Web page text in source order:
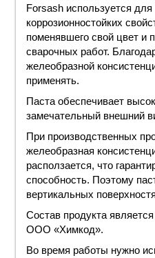
Forsash используется для
коррозионностойких
поменявшего свой цвет и
сварочных работ.
желеобразной
применять.
Паста обеспечивает
замечательный внешний
При производственных
желеобразная
расползается, что
способность. Поэтому
вертикальных
Состав продукта
ООО «Химкод».
Во время работы нужно